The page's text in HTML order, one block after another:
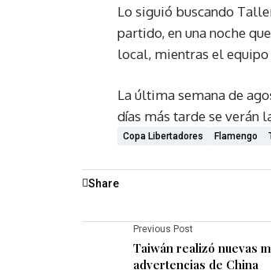
Lo siguió buscando
partido, en una noche
local, mientras el
La última semana de
días más tarde se verán
Copa Libertadores Flamengo
Share
Previous Post
Taiwán realizó nuevas
advertencias de China